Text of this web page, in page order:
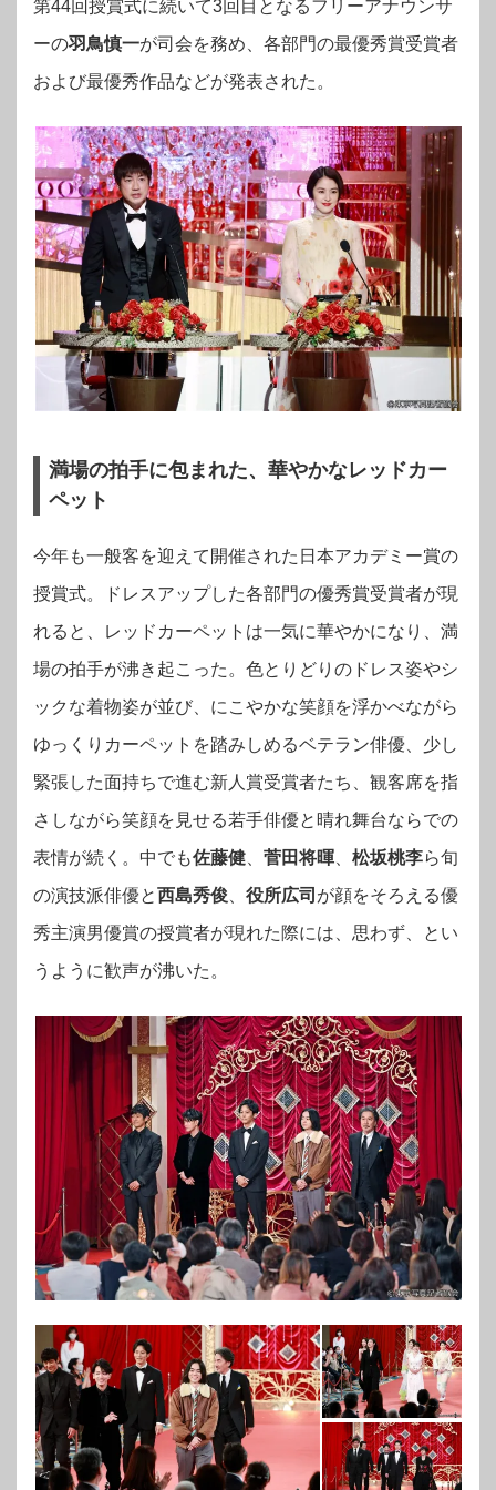
第44回授賞式に続いて3回目となるフリーアナウンサ
ーの羽鳥慎一が司会を務め、各部門の最優秀賞受賞者
および最優秀作品などが発表された。
満場の拍手に包まれた、華やかなレッドカー
ペット
今年も一般客を迎えて開催された日本アカデミー賞の
授賞式。ドレスアップした各部門の優秀賞受賞者が現
れると、レッドカーペットは一気に華やかになり、満
場の拍手が沸き起こった。色とりどりのドレス姿やシ
ックな着物姿が並び、にこやかな笑顔を浮かべながら
ゆっくりカーペットを踏みしめるベテラン俳優、少し
緊張した面持ちで進む新人賞受賞者たち、観客席を指
さしながら笑顔を見せる若手俳優と晴れ舞台ならでの
表情が続く。中でも佐藤健 菅田将暉 松坂桃李ら旬
の演技派俳優と西島秀俊 役所広司 が顔をそろえる優
秀主演男優賞の授賞者が現れた際には、思わず、とい
うように歓声が沸いた。